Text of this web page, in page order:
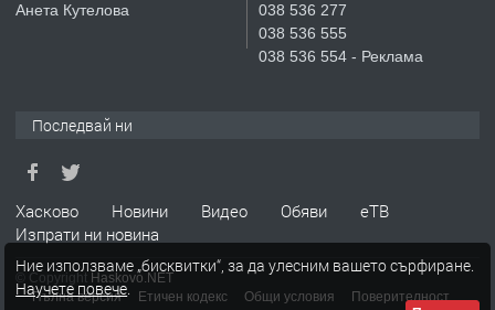
СГЛОБЯВАНЕ НА МЕБЕЛИ.
апартамент под наем в кв.
Училищни, гр. Хасково.
преди 6 дни
Анета Кутелова
038 536 277
038 536 555
038 536 554 - Реклама
Последвай ни
Хасково Новини Видео Обяви
еТВ
Изпрати ни новина
© Copyright Haskovo.NET
Пълна версия
Етичен кодекс Общи условия
Поверителност
Ние използваме „бисквитки“, за да улесним вашето сърфиране.
Научете повече.